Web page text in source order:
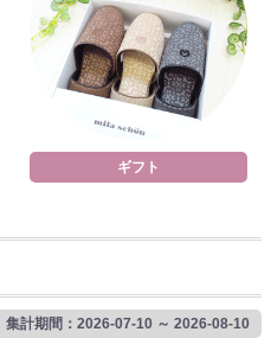
ギフト
集計期間：2026-07-10 ～ 2026-08-10